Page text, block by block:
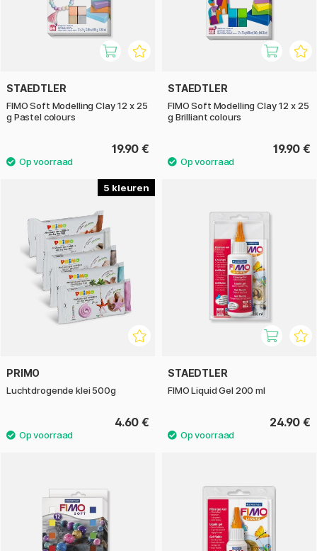
STAEDTLER
FIMO Soft Modelling Clay 12 x 25
g Pastel colours
19.90 €
STAEDTLER
FIMO Soft Modelling Clay 12 x 25
g Brilliant colours
19.90 €
5
PRIMO
Luchtdrogende klei 500g
4.60 €
STAEDTLER
FIMO Liquid Gel 200 ml
24.90 €